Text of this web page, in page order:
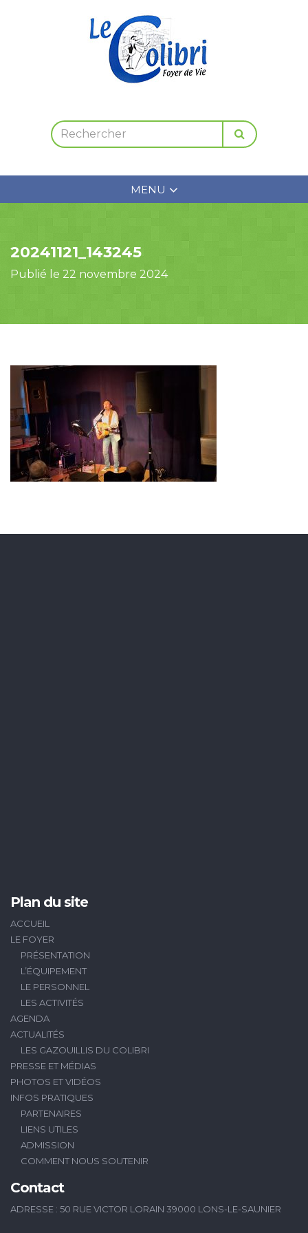
MENU
20241121_143245
Publié le 22 novembre 2024
Plan du site
ACCUEIL
LE FOYER
PRÉSENTATION
L’ÉQUIPEMENT
LE PERSONNEL
LES ACTIVITÉS
AGENDA
ACTUALITÉS
LES GAZOUILLIS DU COLIBRI
PRESSE ET MÉDIAS
PHOTOS ET VIDÉOS
INFOS PRATIQUES
PARTENAIRES
LIENS UTILES
ADMISSION
COMMENT NOUS SOUTENIR
Contact
ADRESSE : 50 RUE VICTOR LORAIN 39000 LONS-LE-SAUNIER